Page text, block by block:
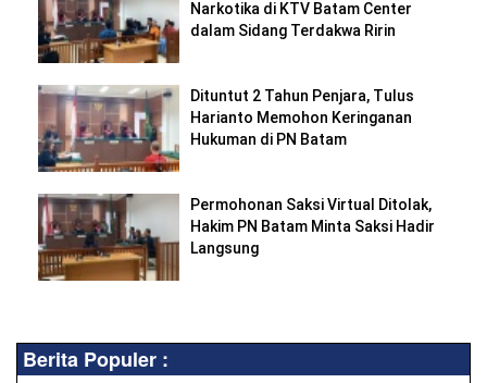
Narkotika di KTV Batam Center
dalam Sidang Terdakwa Ririn
Dituntut 2 Tahun Penjara, Tulus
Harianto Memohon Keringanan
Hukuman di PN Batam
Permohonan Saksi Virtual Ditolak,
Hakim PN Batam Minta Saksi Hadir
Langsung
Berita Populer :